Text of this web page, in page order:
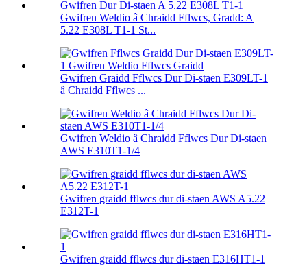
Gwifren Weldio â Chraidd Fflwcs, Gradd: A
5.22 E308L T1-1 St...
Gwifren Graidd Fflwcs Dur Di-staen E309LT-1
â Chraidd Fflwcs ...
Gwifren Weldio â Chraidd Fflwcs Dur Di-staen
AWS E310T1-1/4
Gwifren graidd fflwcs dur di-staen AWS A5.22
E312T-1
Gwifren graidd fflwcs dur di-staen E316HT1-1